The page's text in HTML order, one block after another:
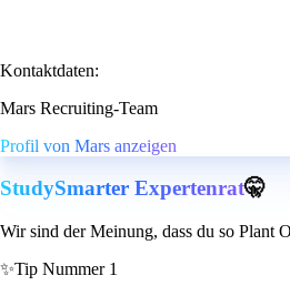
Kontaktdaten:
Mars Recruiting-Team
Profil von Mars anzeigen
StudySmarter Expertenrat🤫
Wir sind der Meinung, dass du so Plant
✨Tip Nummer 1